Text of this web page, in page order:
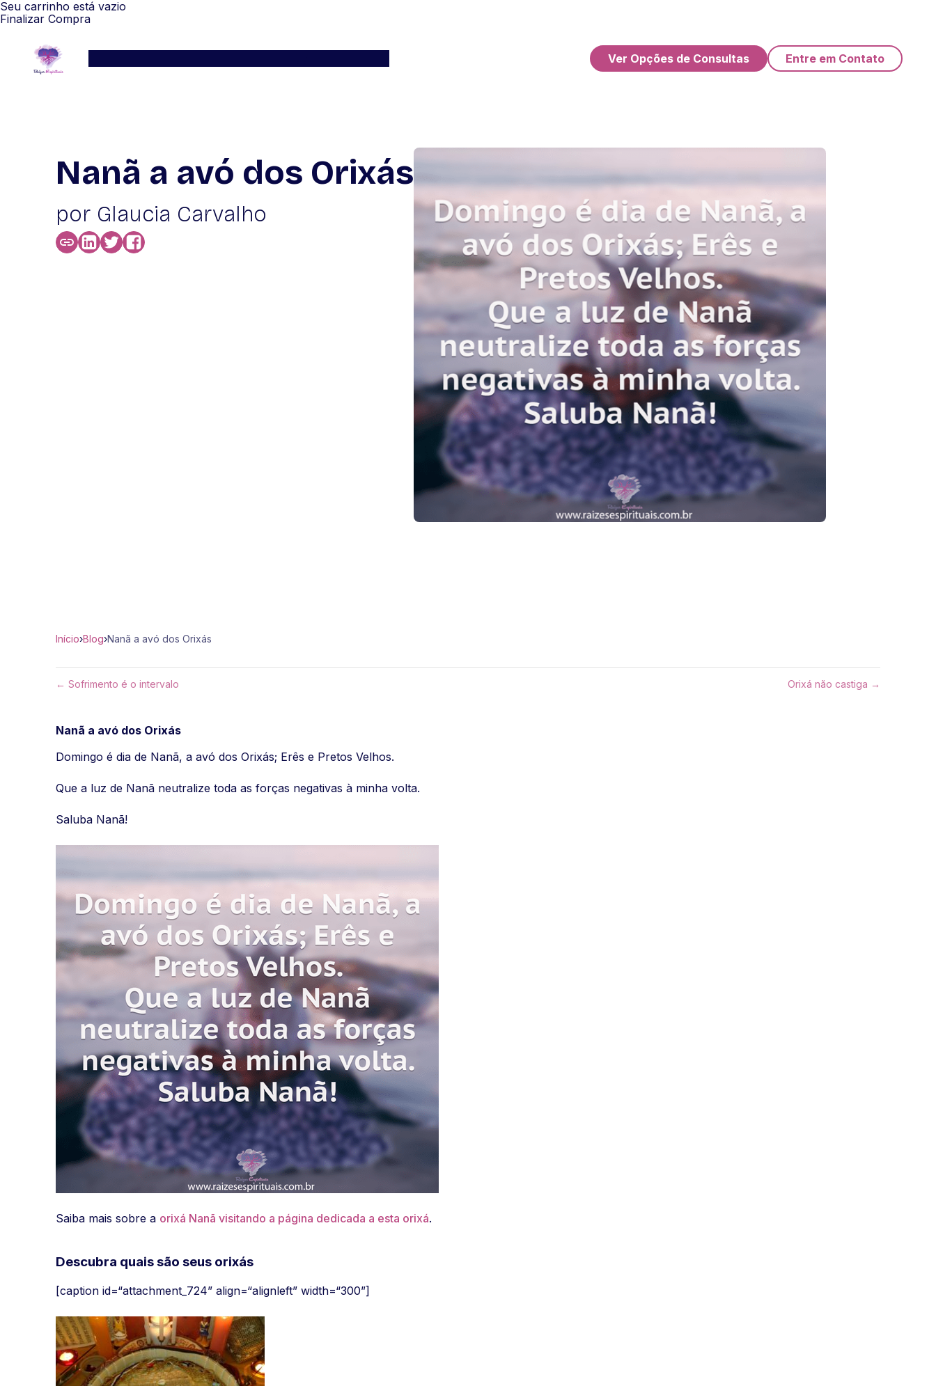
Seu carrinho está vazio
Finalizar Compra
Ver Opções de Consultas Entre em Contato
Nanã a avó dos Orixás
por Glaucia Carvalho
Início›Blog›Nanã a avó dos Orixás
← Sofrimento é o intervalo Orixá não castiga →
Nanã a avó dos Orixás
Domingo é dia de Nanã, a avó dos Orixás; Erês e Pretos Velhos.
Que a luz de Nanã neutralize toda as forças negativas à minha volta.
Saluba Nanã!
Saiba mais sobre a orixá Nanã visitando a página dedicada a esta orixá.
Descubra quais são seus orixás
[caption id=“attachment_724” align=“alignleft” width=“300”]